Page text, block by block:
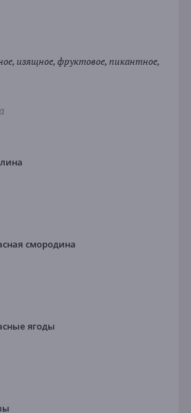
изящное, фруктовое, пикантное,
смородина
ягоды